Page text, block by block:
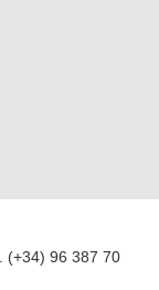
(+34) 96 387 70